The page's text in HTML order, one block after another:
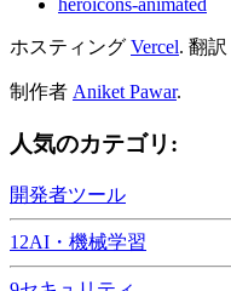
heroicons-animated
ホスティング Vercel. 翻訳
制作者 Aniket Pawar.
人気のカテゴリ:
開発者ツール
12AI・機械学習